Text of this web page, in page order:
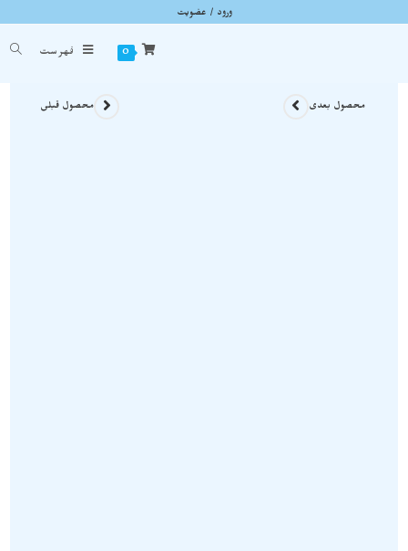
ورود / عضویت
0 فهرست
گردنبند سنگ پرازیولیت اصل و معدنی ماداگاسکار A230
محصول قبلی محصول بعدی